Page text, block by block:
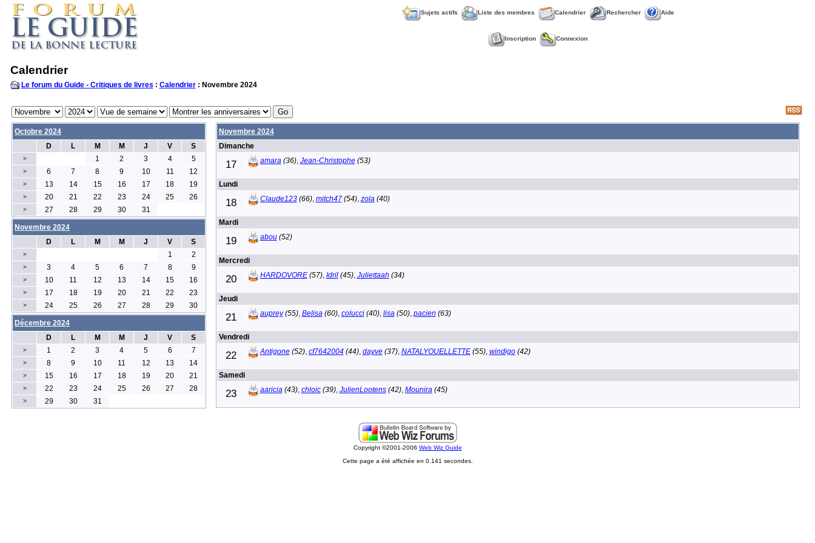
Sujets actifs Liste des membres Calendrier Rechercher Aide
Inscription Connexion
Calendrier
Le forum du Guide - Critiques de livres : Calendrier: Novembre 2024
Octobre 2024
D
L M M J V S
> 1 2 3 4 5
> 6 7 8 9 10 11 12
> 13 14 15 16 17 18 19
> 20 21 22 23 24 25 26
> 27 28 29 30 31
Novembre 2024
Dimanche
17 amara (36), Jean-Christophe(53)
Lundi
18 Claude123(66), mitch47(54), zola (40)
Mardi
19 abou(52)
Mercredi
20 HARDOVORE(57), Idril(45), Juliettaah (34)
Jeudi
21 auprey(55), Belisa (60), colucci(40), lisa (50), pacien (63)
Vendredi
22 Antigone(52), cf7642004(44), dayve(37), NATALYOUELLETTE(55), windigo(42)
Samedi
23 aaricia (43), chloic(39), JulienLootens(42), Mounira (45)
Novembre 2024
D
L M M J V S
> 1 2
> 3 4 5 6 7 8 9
> 10 11 12 13 14 15 16
> 17 18 19 20 21 22 23
> 24 25 26 27 28 29 30
Décembre 2024
D
L M M J V S
> 1 2 3 4 5 6 7
> 8 9 10 11 12 13 14
> 15 16 17 18 19 20 21
> 22 23 24 25 26 27 28
> 29 30 31
Copyright ©2001-2006 Web Wiz Guide
Cette page a été affichée en 0.141 secondes.